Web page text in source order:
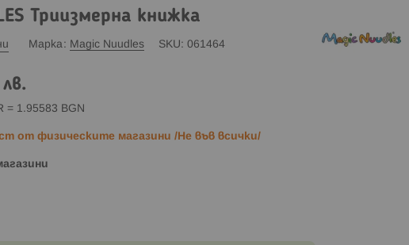
Триизмерна книжка
Марка Magic Nuudles SKU 061464
= 1.95583 BGN
от физическите магазини /Не във всички/